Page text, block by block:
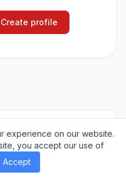
Create profile
experience on our website.
you accept our use of
Accept